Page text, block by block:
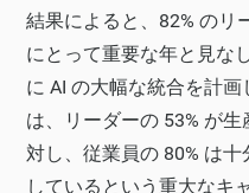
結果によると、82% のリ
にとって重要な年と見な
に AI の大幅な統合を計
は、リーダーの 53% が
対し、従業員の 80% は
しているという重大なキ